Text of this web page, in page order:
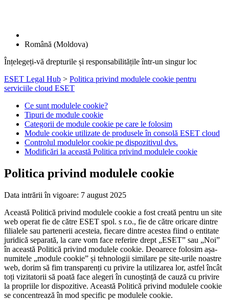
Română (Moldova)
Înțelegeți-vă drepturile și responsabilitățile într-un singur loc
ESET Legal Hub > Politica privind modulele cookie pentru
serviciile cloud ESET
Ce sunt modulele cookie?
Tipuri de module cookie
Categorii de module cookie pe care le folosim
Module cookie utilizate de produsele în consolă ESET cloud
Controlul modulelor cookie pe dispozitivul dvs.
Modificări la această Politica privind modulele cookie
Politica privind modulele cookie
Data intrării în vigoare: 7 august 2025
Această Politică privind modulele cookie a fost creată pentru un site
web operat fie de către ESET spol. s r.o., fie de către oricare dintre
filialele sau partenerii acesteia, fiecare dintre acestea fiind o entitate
juridică separată, la care vom face referire drept „ESET” sau „Noi”
în această Politică privind modulele cookie. Deoarece folosim așa-
numitele „module cookie” și tehnologii similare pe site-urile noastre
web, dorim să fim transparenți cu privire la utilizarea lor, astfel încât
toți vizitatorii să poată face alegeri în cunoștință de cauză cu privire
la propriile lor dispozitive. Această Politică privind modulele cookie
se concentrează în mod specific pe modulele cookie.